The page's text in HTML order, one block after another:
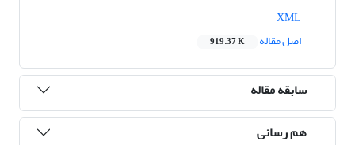
اصل مقاله
919.37 K
سابقه مقاله
هم رسانی